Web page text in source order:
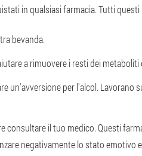
in qualsiasi farmacia. Tutti
bevanda.
a rimuovere i resti dei
un'avversione per l'alcol. Lavorano
consultare il tuo medico. Questi
negativamente lo stato emotivo